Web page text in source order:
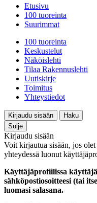
Etusivu
100 tuoreinta
Suurimmat
100 tuoreinta
Keskustelut
Näköislehti
Tilaa Rakennuslehti
Uutiskirje
Toimitus
Yhteystiedot
Kirjaudu sisään
Haku
Sulje
Kirjaudu sisään
Voit kirjautua sisään, jos
yhteydessä luonut
Käyttäjäprofiilissa
sähköpostiosoitteesi (tai
luomasi salasana.